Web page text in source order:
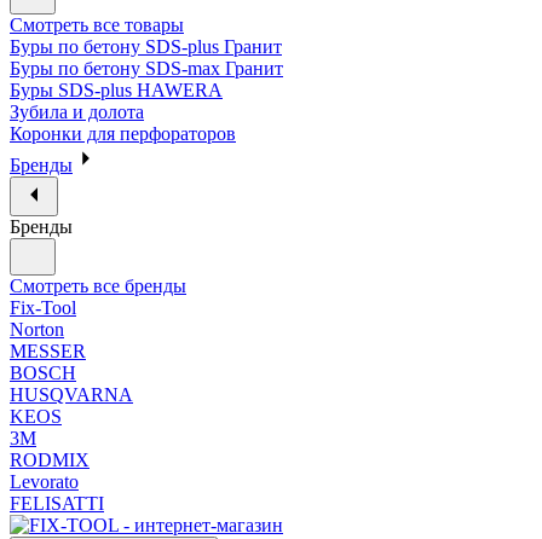
Смотреть все товары
Буры по бетону SDS-plus Гранит
Буры по бетону SDS-max Гранит
Буры SDS-plus HAWERA
Зубила и долота
Коронки для перфораторов
Бренды
Бренды
Смотреть все бренды
Fix-Tool
Norton
MESSER
BOSCH
HUSQVARNA
KEOS
3М
RODMIX
Levorato
FELISATTI